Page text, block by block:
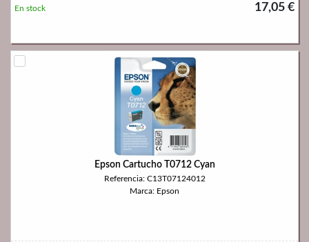
17,05 €
En stock
Epson Cartucho T0712 Cyan
Referencia: C13T07124012
Marca: Epson